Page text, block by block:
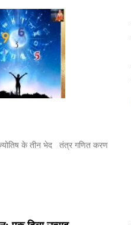
के तीन भेद तंत्र गणित करण